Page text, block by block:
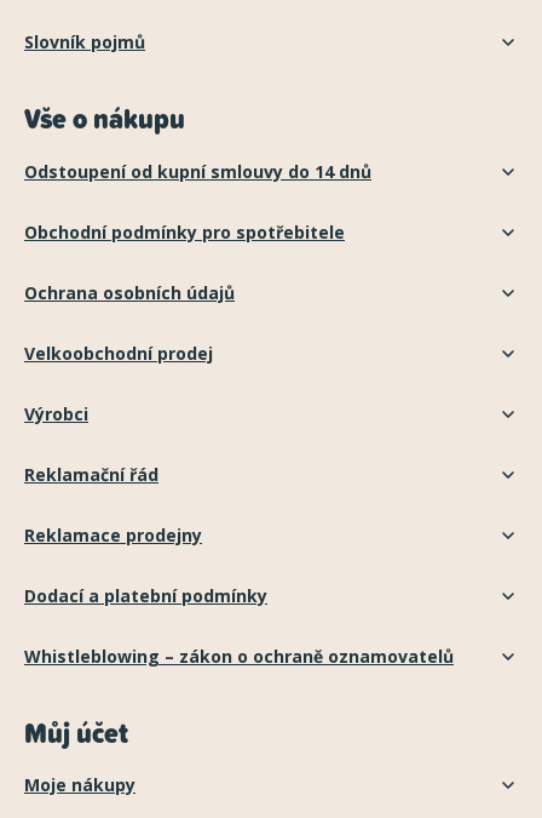
Slovník pojmů
Vše o nákupu
Odstoupení od kupní smlouvy do 14 dnů
Obchodní podmínky pro spotřebitele
Ochrana osobních údajů
Velkoobchodní prodej
Výrobci
Reklamační řád
Reklamace prodejny
Dodací a platební podmínky
Whistleblowing – zákon o ochraně oznamovatelů
Můj účet
Moje nákupy